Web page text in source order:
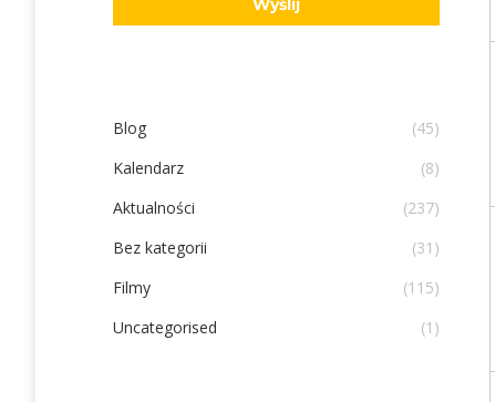
Blog
(45)
Kalendarz
(8)
Aktualności
(237)
Bez kategorii
(31)
Filmy
(115)
Uncategorised
(1)